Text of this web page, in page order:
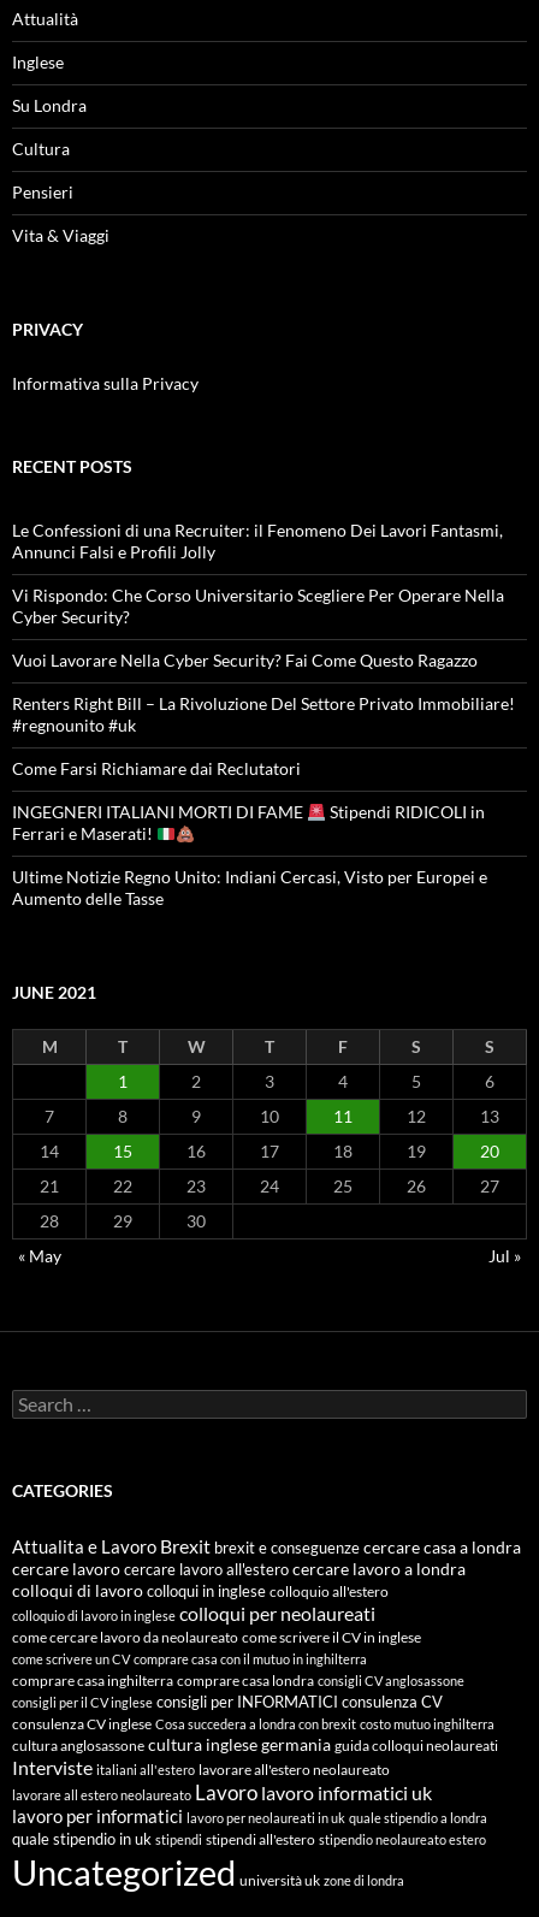
Attualità
Inglese
Su Londra
Cultura
Pensieri
Vita & Viaggi
PRIVACY
Informativa sulla Privacy
RECENT POSTS
Le Confessioni di una Recruiter: il Fenomeno Dei Lavori Fantasmi,
Annunci Falsi e Profili Jolly
Vi Rispondo: Che Corso Universitario Scegliere Per Operare Nella
Cyber Security?
Vuoi Lavorare Nella Cyber Security? Fai Come Questo Ragazzo
Renters Right Bill – La Rivoluzione Del Settore Privato Immobiliare!
#regnounito #uk
Come Farsi Richiamare dai Reclutatori
INGEGNERI ITALIANI MORTI DI FAME
Stipendi RIDICOLI in
Ferrari e Maserati!
Ultime Notizie Regno Unito: Indiani Cercasi, Visto per Europei e
Aumento delle Tasse
JUNE 2021
M T W T F S
S
1
2 3 4 5
6
7
8 9 10 11 12
13
14
15 16 17 18 19
20
21
22 23 24 25 26
27
28
29
30
« May
Jul »
Search
for:
CATEGORIES
Attualita e Lavoro Brexit brexit e conseguenzecercare casa a londra
cercare lavorocercare lavoro all'esterocercare lavoro a londra
colloqui di lavorocolloqui in inglese colloquio all'estero
colloquio di lavoro in inglese colloqui per neolaureati
come cercare lavoro da neolaureato come scrivere il CV in inglese
come scrivere un CV comprare casa con il mutuo in inghilterra
comprare casa inghilterra comprare casa londra consigli CV anglosassone
consigli per il CV inglese consigli per INFORMATICI consulenza CV
consulenza CV inglese Cosa succedera a londra con brexit costo mutuo inghilterra
cultura anglosassone cultura inglesegermania guida colloqui neolaureati
Interviste italiani all'estero lavorare all'estero neolaureato
lavorare all estero neolaureato Lavoro lavoro informatici uk
lavoro per informatici lavoro per neolaureati in uk quale stipendio a londra
quale stipendio in uk stipendi stipendi all'estero stipendio neolaureato estero
Uncategorized università uk zone di londra